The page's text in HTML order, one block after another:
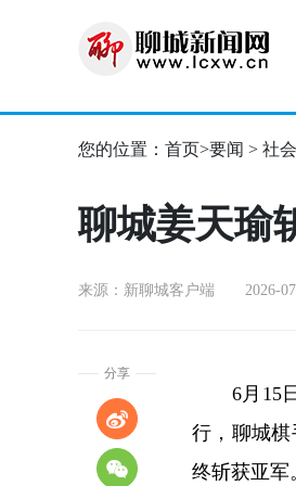
您的位置： 首页>要闻 > 社会
聊城姜天瑜
来源：新聊城客户端 2026-07-
分享
6月15日
行，聊城
终斩获亚军